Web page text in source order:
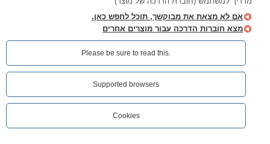
אם לא מצאת את מבוקשך, תוכל לחפש כאן.
מצא חוברות הדרכה עבור מוצרים אחרים
Please be sure to read this.‎
Supported browsers
Cookies